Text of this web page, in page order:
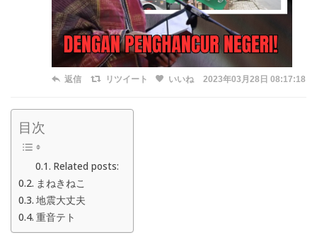
返信 リツイート いいね 2023年03月28日 08:17:18
目次
Related posts:
まねきねこ
地震大丈夫
重音テト